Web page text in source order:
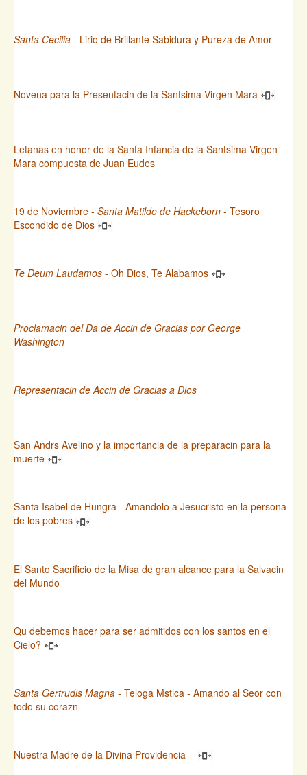
Santa Cecilia - Lirio de Brillante Sabidura y Pureza de Amor
Novena para la Presentacin de la Santsima Virgen Mara
Letanas en honor de la Santa Infancia de la Santsima Virgen
Mara compuesta de Juan Eudes
19 de Noviembre - Santa Matilde de Hackeborn - Tesoro
Escondido de Dios
Te Deum Laudamos - Oh Dios, Te Alabamos
Proclamacin del Da de Accin de Gracias por George
Washington
Representacin de Accin de Gracias a Dios
San Andrs Avelino y la importancia de la preparacin para la
muerte
Santa Isabel de Hungra - Amandolo a Jesucristo en la persona
de los pobres
El Santo Sacrificio de la Misa de gran alcance para la Salvacin
del Mundo
Qu debemos hacer para ser admitidos con los santos en el
Cielo?
Santa Gertrudis Magna - Teloga Mstica - Amando al Seor con
todo su corazn
Nuestra Madre de la Divina Providencia -